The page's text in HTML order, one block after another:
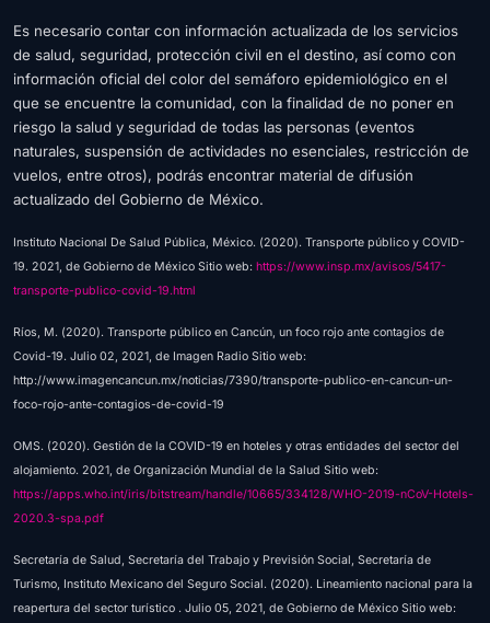
Es necesario contar con información actualizada de los servicios
de salud, seguridad, protección civil en el destino, así como con
información oficial del color del semáforo epidemiológico en el
que se encuentre la comunidad, con la finalidad de no poner en
riesgo la salud y seguridad de todas las personas (eventos
naturales, suspensión de actividades no esenciales, restricción de
vuelos, entre otros), podrás encontrar material de difusión
actualizado del Gobierno de México.
Instituto Nacional De Salud Pública, México. (2020). Transporte público y COVID-
19. 2021, de Gobierno de México Sitio web: https://www.insp.mx/avisos/5417-
transporte-publico-covid-19.html
Ríos, M. (2020). Transporte público en Cancún, un foco rojo ante contagios de
Covid-19. Julio 02, 2021, de Imagen Radio Sitio web:
http://www.imagencancun.mx/noticias/7390/transporte-publico-en-cancun-un-
foco-rojo-ante-contagios-de-covid-19
OMS. (2020). Gestión de la COVID-19 en hoteles y otras entidades del sector del
alojamiento. 2021, de Organización Mundial de la Salud Sitio web:
https://apps.who.int/iris/bitstream/handle/10665/334128/WHO-2019-nCoV-Hotels-
2020.3-spa.pdf
Secretaría de Salud, Secretaría del Trabajo y Previsión Social, Secretaría de
Turismo, Instituto Mexicano del Seguro Social. (2020). Lineamiento nacional para la
reapertura del sector turístico . Julio 05, 2021, de Gobierno de México Sitio web: